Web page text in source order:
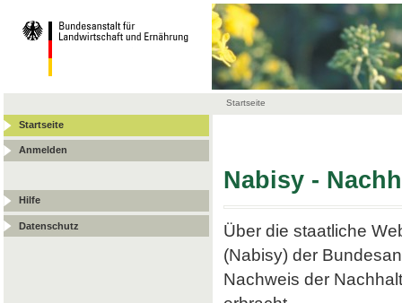
Startseite
Startseite
Anmelden
Hilfe
Datenschutz
Nabisy -
Über die staatliche
(Nabisy) der
Nachweis der